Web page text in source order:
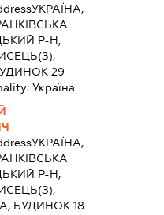
УКРАЇНА,
Р-Н,
29
Україна
УКРАЇНА,
Р-Н,
БУДИНОК 18